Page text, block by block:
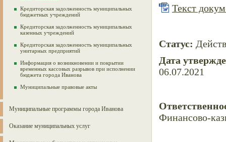
Кредиторская задолженность муниципальных
бюджетных учреждений
Кредиторская задолженность муниципальных
казенных учреждений
Кредиторская задолженность муниципальных
унитарных предприятий
Информация о возникновении и покрытии
временных кассовых разрывов при исполнении
бюджета города Иванова
Муниципальные правовые акты
Муниципальные программы города Иванова
Оказание муниципальных услуг
Текст
Статус:
Дата
06.07.2021
Финансово-